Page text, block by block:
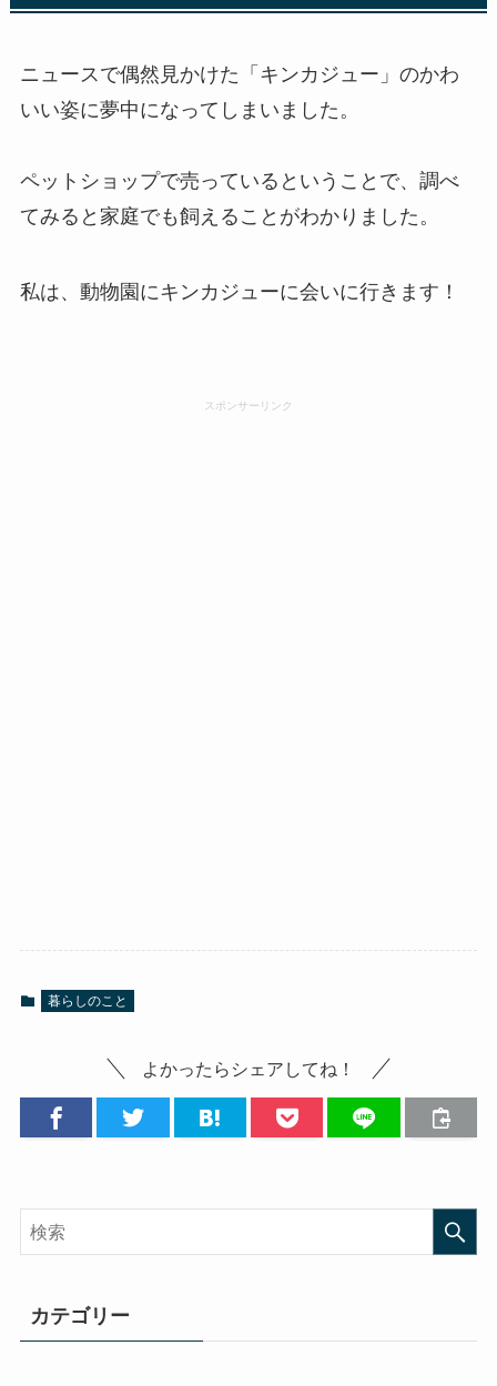
ニュースで偶然見かけた「キンカジュー」のかわ
いい姿に夢中になってしまいました。
ペットショップで売っているということで、調べ
てみると家庭でも飼えることがわかりました。
私は、動物園にキンカジューに会いに行きます！
スポンサーリンク
暮らしのこと
よかったらシェアしてね！
カテゴリー